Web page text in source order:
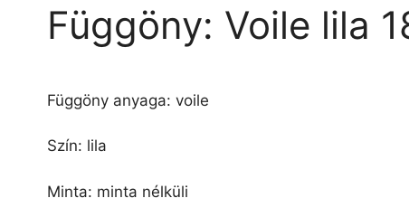
Függöny: Voile lila
Függöny anyaga: voile
Szín: lila
Minta: minta nélküli